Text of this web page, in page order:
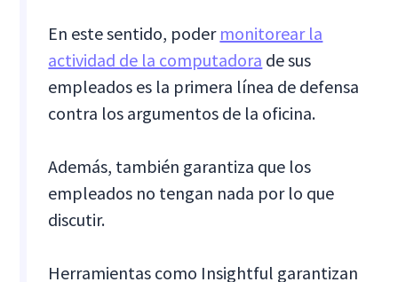
En este sentido, poder monitorear la
actividad de la computadora de sus
empleados es la primera línea de defensa
contra los argumentos de la oficina.
Además, también garantiza que los
empleados no tengan nada por lo que
discutir.
Herramientas como Insightful garantizan